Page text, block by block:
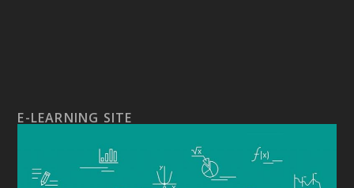
E-LEARNING SITE